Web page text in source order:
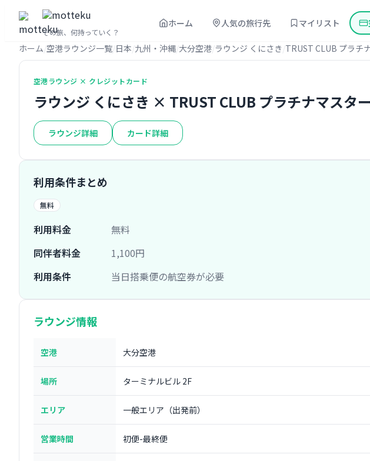
その旅、何持っていく？
ホーム 人気の旅行先 マイリスト
ホーム 空港ラウンジ一覧 日本 九州・沖縄 大分空港 ラウンジ くにさき TRUST CLUB プラチ
空港ラウンジ × クレジットカード
ラウンジ くにさき × TRUST CLUB プラチナマスタ
ラウンジ詳細 カード詳細
利用条件まとめ
無料
利用料金
無料
同伴者料金
1,100円
利用条件
当日搭乗便の航空券が必要
ラウンジ情報
空港 大分空港
場所 ターミナルビル 2F
エリア 一般エリア（出発前）
営業時間 初便-最終便